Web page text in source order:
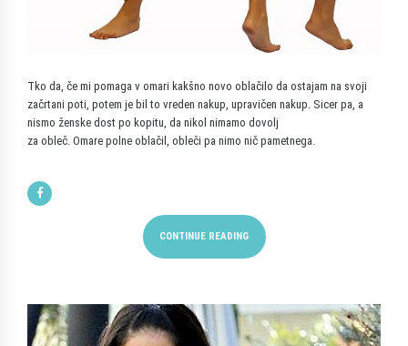
Tko da, če mi pomaga v omari kakšno novo oblačilo da ostajam na svoji
začrtani poti, potem je bil to vreden nakup, upravičen nakup. Sicer pa, a
nismo ženske dost po kopitu, da nikol nimamo dovolj
za obleč. Omare polne oblačil, obleči pa nimo nič pametnega.
CONTINUE READING